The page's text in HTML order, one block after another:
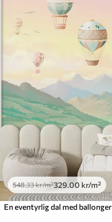
548.33kr/m²329 .00 kr/m²
En eventyrlig dal med ballonger